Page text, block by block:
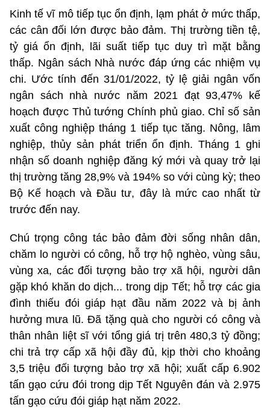
Kinh tế vĩ mô tiếp tục ổn định, lạm phát ở mức thấp,
các cân đối lớn được bảo đảm. Thị trường tiền tệ,
tỷ giá ổn định, lãi suất tiếp tục duy trì mặt bằng
thấp. Ngân sách Nhà nước đáp ứng các nhiệm vụ
chi. Ước tính đến 31/01/2022, tỷ lệ giải ngân vốn
ngân sách nhà nước năm 2021 đạt 93,47% kế
hoạch được Thủ tướng Chính phủ giao. Chỉ số sản
xuất công nghiệp tháng 1 tiếp tục tăng. Nông, lâm
nghiệp, thủy sản phát triển ổn định. Tháng 1 ghi
nhận số doanh nghiệp đăng ký mới và quay trở lại
thị trường tăng 28,9% và 194% so với cùng kỳ; theo
Bộ Kế hoạch và Đầu tư, đây là mức cao nhất từ
trước đến nay.
Chú trọng công tác bảo đảm đời sống nhân dân,
chăm lo người có công, hỗ trợ hộ nghèo, vùng sâu,
vùng xa, các đối tượng bảo trợ xã hội, người dân
gặp khó khăn do dịch... trong dịp Tết; hỗ trợ các gia
đình thiếu đói giáp hạt đầu năm 2022 và bị ảnh
hưởng mưa lũ. Đã tặng quà cho người có công và
thân nhân liệt sĩ với tổng giá trị trên 480,3 tỷ đồng;
chi trả trợ cấp xã hội đầy đủ, kịp thời cho khoảng
3,5 triệu đối tượng bảo trợ xã hội; xuất cấp 6.902
tấn gạo cứu đói trong dịp Tết Nguyên đán và 2.975
tấn gạo cứu đói giáp hạt năm 2022.